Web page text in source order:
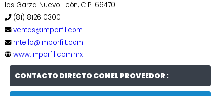
los Garza, Nuevo León, C.P. 66470
(81) 8126 0300
ventas@imporfil.com
mtello@imporfilt.com
www.imporfil.com.mx
CONTACTO DIRECTO CON EL PROVEEDOR :